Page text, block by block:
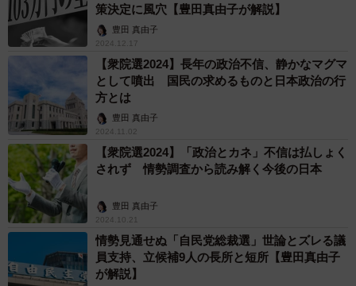
策決定に風穴【豊田真由子が解説】
豊田 真由子
2024.12.17
【衆院選2024】長年の政治不信、静かなマグマ
として噴出 国民の求めるものと日本政治の行
方とは
豊田 真由子
2024.11.02
【衆院選2024】「政治とカネ」不信は払しょく
されず 情勢調査から読み解く今後の日本
豊田 真由子
2024.10.21
情勢見通せぬ「自民党総裁選」世論とズレる議
員支持、立候補9人の長所と短所【豊田真由子
が解説】